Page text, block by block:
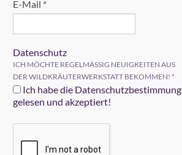
E-Mail *
Datenschutz
ICH MÖCHTE REGELMÄSSIG NEUIGKEITEN AUS
DER WILDKRÄUTERWERKSTATT BEKOMMEN! *
Ich habe die Datenschutzbestimmung
gelesen und akzeptiert!